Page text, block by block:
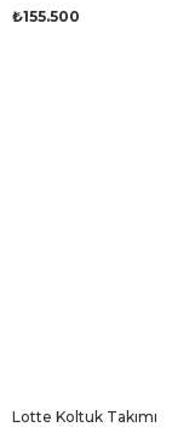
₺155.500
Lotte Koltuk Takımı